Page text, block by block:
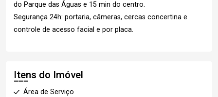
do Parque das Águas e 15 min do centro.
Segurança 24h: portaria, câmeras, cercas concertina e
controle de acesso facial e por placa.
Itens do Imóvel
Área de Serviço